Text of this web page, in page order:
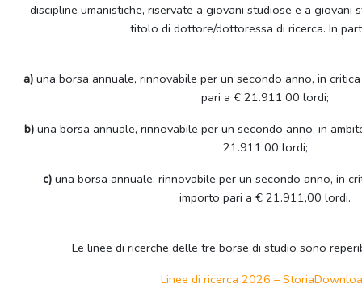
discipline umanistiche, riservate a giovani studiose e a giovani
titolo di dottore/dottoressa di ricerca. In
a) una borsa annuale, rinnovabile per un secondo anno, in
pari a € 21.911,00 lordi;
b)una borsa annuale, rinnovabile per un secondo anno, in
21.911,00 lordi;
c) una borsa annuale, rinnovabile per un secondo anno, in
importo pari a € 21.911,00 lordi.
Le linee di ricerche delle tre borse di studio sono
Linee di ricerca 2026 – Storia